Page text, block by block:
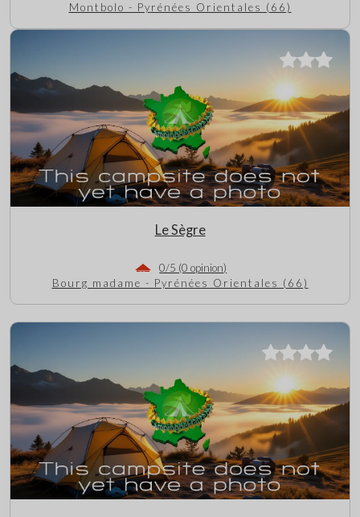
Montbolo - Pyrénées Orientales (66)
Le Sègre
0/5 (0 opinion)
Bourg madame - Pyrénées Orientales (66)